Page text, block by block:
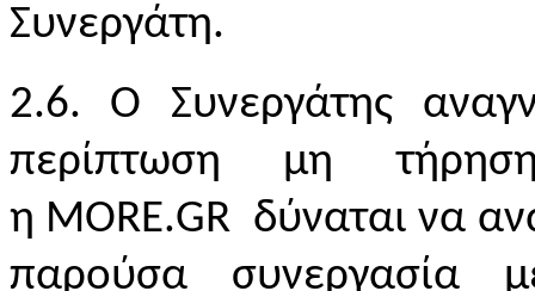
Συνεργάτη.
2.6. Ο Συνεργάτης
περίπτωση μη
η MORE.GR δύναται να
παρούσα συνεργασία